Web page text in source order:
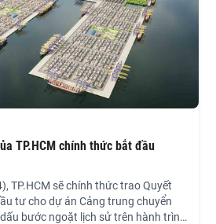
TP.HCM chính thức bắt đầu
TP.HCM sẽ chính thức trao Quyết
tư cho dự án Cảng trung chuyển
bước ngoặt lịch sử trên hành trình